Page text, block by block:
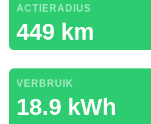
449 km
ACTIERADIUS
18.9 kWh
VERBRUIK